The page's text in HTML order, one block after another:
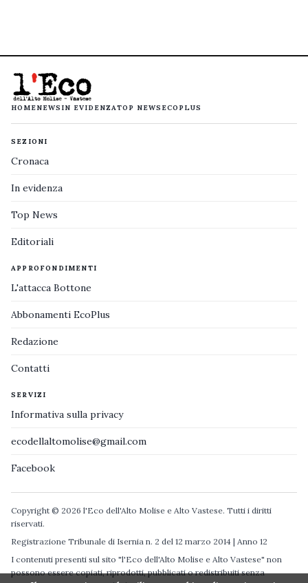
HOMENEWS IN EVIDENZATOP NEWS ECOPLUS
SEZIONI
Cronaca
In evidenza
Top News
Editoriali
APPROFONDIMENTI
L'attacca Bottone
Abbonamenti EcoPlus
Redazione
Contatti
SERVIZI
Informativa sulla privacy
ecodellaltomolise@gmail.com
Facebook
Copyright © 2026 l'Eco dell'Alto Molise e Alto Vastese. Tutti i diritti
riservati.
Registrazione Tribunale di Isernia n. 2 del 12 marzo 2014 | Anno 12
I contenuti presenti sul sito "l'Eco dell'Alto Molise e Alto Vastese" non
possono essere copiati, riprodotti, pubblicati o redistribuiti senza